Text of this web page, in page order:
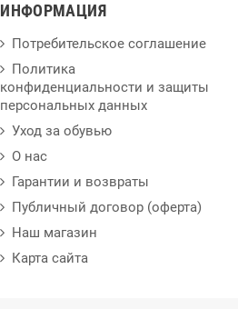
ИНФОРМАЦИЯ
Потребительское соглашение
Политика
конфиденциальности и защиты
персональных данных
Уход за обувью
О нас
Гарантии и возвраты
Публичный договор (оферта)
Наш магазин
Карта сайта